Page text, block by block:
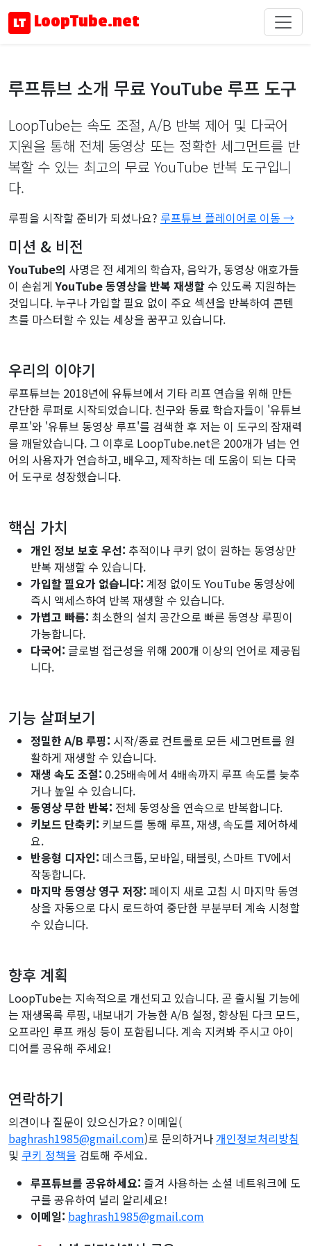
LoopTube.net
루프튜브 소개 무료 YouTube 루프 도구
LoopTube는 속도 조절, A/B 반복 제어 및 다국어
지원을 통해 전체 동영상 또는 정확한 세그먼트를 반
복할 수 있는 최고의 무료 YouTube 반복 도구입니
다.
루핑을 시작할 준비가 되셨나요? 루프튜브 플레이어로 이동 →
미션 & 비전
YouTube의 사명은 전 세계의 학습자, 음악가, 동영상 애호가들
이 손쉽게YouTube 동영상을 반복 재생할 수 있도록 지원하는
것입니다. 누구나 가입할 필요 없이 주요 섹션을 반복하여 콘텐
츠를 마스터할 수 있는 세상을 꿈꾸고 있습니다.
우리의 이야기
루프튜브는 2018년에 유튜브에서 기타 리프 연습을 위해 만든
간단한 루퍼로 시작되었습니다. 친구와 동료 학습자들이 '유튜브
루프'와 '유튜브 동영상 루프'를 검색한 후 저는 이 도구의 잠재력
을 깨달았습니다. 그 이후로 LoopTube.net은 200개가 넘는 언
어의 사용자가 연습하고, 배우고, 제작하는 데 도움이 되는 다국
어 도구로 성장했습니다.
핵심 가치
개인 정보 보호 우선: 추적이나 쿠키 없이 원하는 동영상만
반복 재생할 수 있습니다.
가입할 필요가 없습니다: 계정 없이도 YouTube 동영상에
즉시 액세스하여 반복 재생할 수 있습니다.
가볍고 빠름: 최소한의 설치 공간으로 빠른 동영상 루핑이
가능합니다.
다국어: 글로벌 접근성을 위해 200개 이상의 언어로 제공됩
니다.
기능 살펴보기
정밀한 A/B 루핑: 시작/종료 컨트롤로 모든 세그먼트를 원
활하게 재생할 수 있습니다.
재생 속도 조절: 0.25배속에서 4배속까지 루프 속도를 늦추
거나 높일 수 있습니다.
동영상 무한 반복: 전체 동영상을 연속으로 반복합니다.
키보드 단축키: 키보드를 통해 루프, 재생, 속도를 제어하세
요.
반응형 디자인: 데스크톱, 모바일, 태블릿, 스마트 TV에서
작동합니다.
마지막 동영상 영구 저장: 페이지 새로 고침 시 마지막 동영
상을 자동으로 다시 로드하여 중단한 부분부터 계속 시청할
수 있습니다.
향후 계획
LoopTube는 지속적으로 개선되고 있습니다. 곧 출시될 기능에
는 재생목록 루핑, 내보내기 가능한 A/B 설정, 향상된 다크 모드,
오프라인 루프 캐싱 등이 포함됩니다. 계속 지켜봐 주시고 아이
디어를 공유해 주세요!
연락하기
의견이나 질문이 있으신가요? 이메일(
baghrash1985@gmail.com)로 문의하거나개인정보처리방침
및 쿠키 정책을 검토해 주세요.
루프튜브를 공유하세요: 즐겨 사용하는 소셜 네트워크에 도
구를 공유하여 널리 알리세요!
이메일: baghrash1985@gmail.com